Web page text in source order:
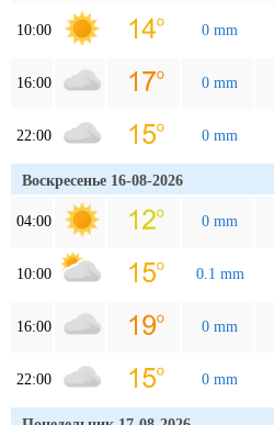
10:00 0 mm
16:00 0 mm
22:00 0 mm
Воскресенье 16-08-2026
04:00 0 mm
10:00 0.1 mm
16:00 0 mm
22:00 0 mm